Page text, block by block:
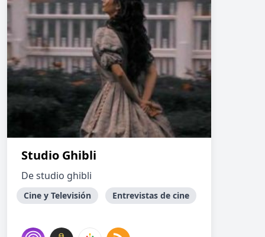
Studio Ghibli
De studio ghibli
Cine y Televisión Entrevistas de cine